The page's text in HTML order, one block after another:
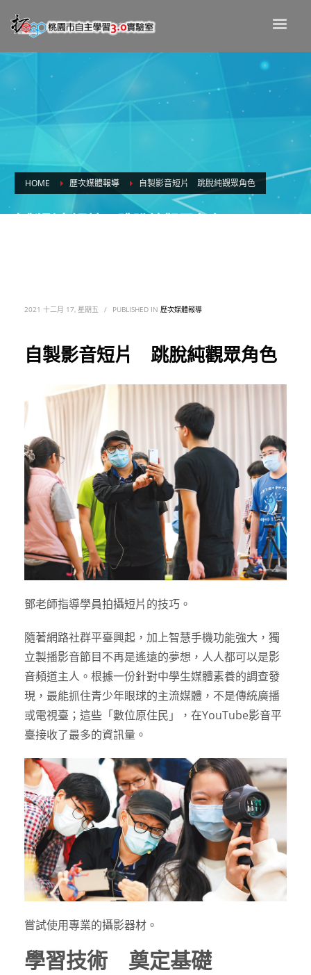
HOME 歷次媒體報導 自製影音短片 跳脫純觀眾角色
自製影音短片 跳脫純觀眾角色
2021 十二月 17, 星期五 / PUBLISHED IN 歷次媒體報導
自製影音短片 跳脫純觀眾角色
鄧老師指導學員拍攝短片的技巧。
隨著網路社群平臺興起，加上智慧手機功能強大，獨
立製播影音節目不再是遙遠的夢想，人人都可以是影
音頻道主人。根據一份針對中學生媒體素養的調查發
現，最能抓住青少年眼球的主流媒體，不是傳統廣播
或電視臺；這些「數位原住民」，在YouTube影音平
臺接收了最多的資訊量。
嘗試使用專業的攝影器材。
學習技術 奠定基礎